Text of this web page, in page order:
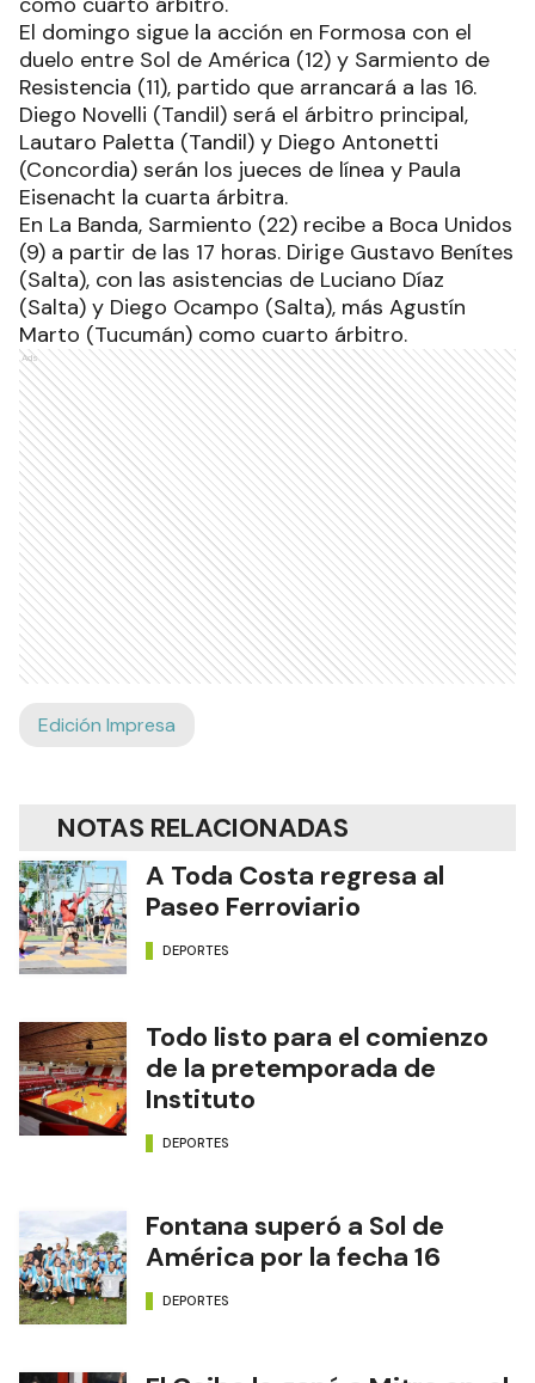
El domingo sigue la acción en Formosa con el
duelo entre Sol de América (12) y Sarmiento de
Resistencia (11), partido que arrancará a las 16.
Diego Novelli (Tandil) será el árbitro principal,
Lautaro Paletta (Tandil) y Diego Antonetti
(Concordia) serán los jueces de línea y Paula
Eisenacht la cuarta árbitra.
En La Banda, Sarmiento (22) recibe a Boca Unidos
(9) a partir de las 17 horas. Dirige Gustavo Benítes
(Salta), con las asistencias de Luciano Díaz
(Salta) y Diego Ocampo (Salta), más Agustín
Marto (Tucumán) como cuarto árbitro.
Ads
Edición Impresa
NOTAS RELACIONADAS
A Toda Costa regresa al
Paseo Ferroviario
DEPORTES
Todo listo para el comienzo
de la pretemporada de
Instituto
DEPORTES
Fontana superó a Sol de
América por la fecha 16
DEPORTES